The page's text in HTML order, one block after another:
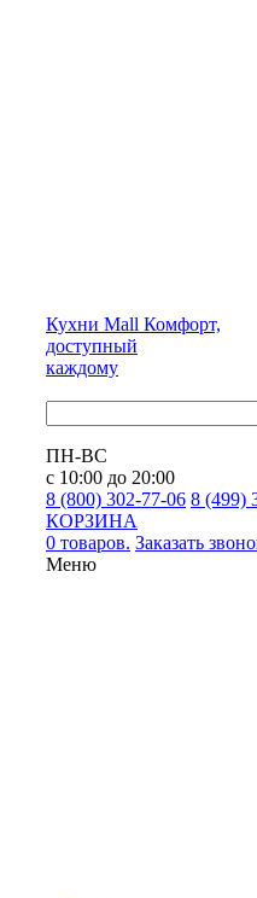
Кухни Mall Комфорт,
доступный
каждому
ПН-ВС
с 10:00 до 20:00
8 (800) 302-77-06 8 (499)
КОРЗИНА
0 товаров. Заказать
Меню